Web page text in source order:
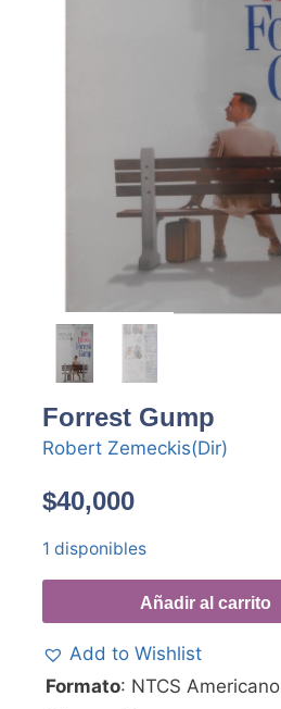
Forrest Gump
Robert Zemeckis(Dir)
$40,000
1 disponibles
Añadir al carrito
Add to Wishlist
Formato: NTCS Americano